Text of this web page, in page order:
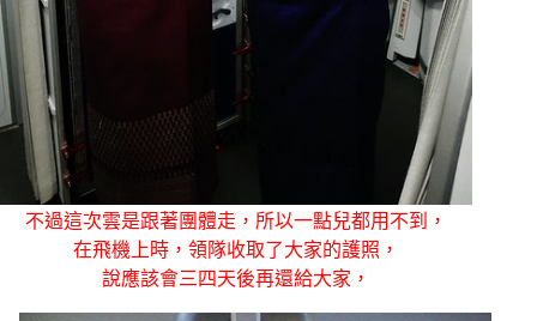
不過這次雲是跟著團體走，所以一點兒都用不到，
在飛機上時，領隊收取了大家的護照，
說應該會三四天後再還給大家，